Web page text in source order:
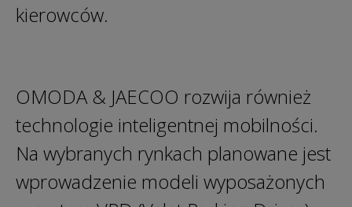
kierowców.
OMODA & JAECOO rozwija również
technologie inteligentnej mobilności.
Na wybranych rynkach planowane jest
wprowadzenie modeli wyposażonych